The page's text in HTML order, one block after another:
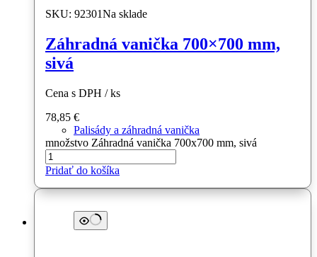
SKU: 92301Na sklade
Záhradná vanička 700×700 mm,
sivá
Cena s DPH / ks
78,85 €
Palisády a záhradná vanička
množstvo Záhradná vanička 700x700 mm, sivá
Pridať do košíka